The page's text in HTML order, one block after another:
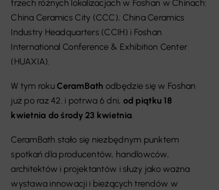
trzech różnych lokalizacjach w Foshan w Chinach:
China Ceramics City (CCC), China Ceramics
Industry Headquarters (CCIH) i Foshan
International Conference & Exhibition Center
(HUAXIA).
W tym roku CeramBath odbędzie się w Foshan
już po raz 42. i potrwa 6 dni, od piątku 18
kwietnia do środy 23 kwietnia.
CeramBath stało się niezbędnym punktem
spotkań dla producentów, handlowców,
architektów i projektantów i służy jako ważna
wystawa innowacji i bieżących trendów w